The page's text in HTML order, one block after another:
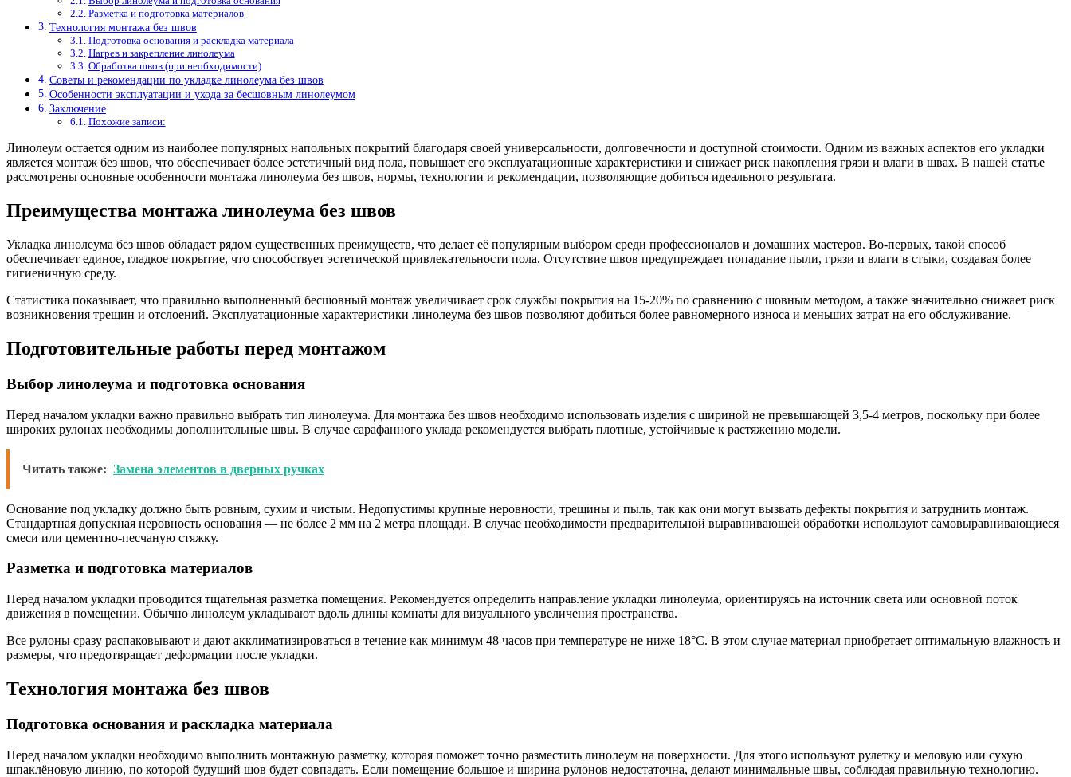
Разметка и подготовка материалов
Технология монтажа без швов
Подготовка основания и раскладка материала
Нагрев и закрепление линолеума
Обработка швов (при необходимости)
Советы и рекомендации по укладке линолеума без швов
Особенности эксплуатации и ухода за бесшовным линолеумом
Заключение
Похожие записи:
Линолеум остается одним из наиболее популярных напольных покрытий благодаря своей универсальности, долговечности и доступной стоимости. Одним из важных аспектов его укладки
является монтаж без швов, что обеспечивает более эстетичный вид пола, повышает его эксплуатационные характеристики и снижает риск накопления грязи и влаги в швах. В нашей статье
рассмотрены основные особенности монтажа линолеума без швов, нормы, технологии и рекомендации, позволяющие добиться идеального результата.
Преимущества монтажа линолеума без швов
Укладка линолеума без швов обладает рядом существенных преимуществ, что делает её популярным выбором среди профессионалов и домашних мастеров. Во-первых, такой способ
обеспечивает единое, гладкое покрытие, что способствует эстетической привлекательности пола. Отсутствие швов предупреждает попадание пыли, грязи и влаги в стыки, создавая более
гигиеничную среду.
Статистика показывает, что правильно выполненный бесшовный монтаж увеличивает срок службы покрытия на 15-20% по сравнению с шовным методом, а также значительно снижает риск
возникновения трещин и отслоений. Эксплуатационные характеристики линолеума без швов позволяют добиться более равномерного износа и меньших затрат на его обслуживание.
Подготовительные работы перед монтажом
Выбор линолеума и подготовка основания
Перед началом укладки важно правильно выбрать тип линолеума. Для монтажа без швов необходимо использовать изделия с шириной не превышающей 3,5-4 метров, поскольку при более
широких рулонах необходимы дополнительные швы. В случае сарафанного уклада рекомендуется выбрать плотные, устойчивые к растяжению модели.
Читать также: Замена элементов в дверных ручках
Основание под укладку должно быть ровным, сухим и чистым. Недопустимы крупные неровности, трещины и пыль, так как они могут вызвать дефекты покрытия и затруднить монтаж.
Стандартная допускная неровность основания — не более 2 мм на 2 метра площади. В случае необходимости предварительной выравнивающей обработки используют самовыравнивающиеся
смеси или цементно-песчаную стяжку.
Разметка и подготовка материалов
Перед началом укладки проводится тщательная разметка помещения. Рекомендуется определить направление укладки линолеума, ориентируясь на источник света или основной поток
движения в помещении. Обычно линолеум укладывают вдоль длины комнаты для визуального увеличения пространства.
Все рулоны сразу распаковывают и дают акклиматизироваться в течение как минимум 48 часов при температуре не ниже 18°C. В этом случае материал приобретает оптимальную влажность и
размеры, что предотвращает деформации после укладки.
Технология монтажа без швов
Подготовка основания и раскладка материала
Перед началом укладки необходимо выполнить монтажную разметку, которая поможет точно разместить линолеум на поверхности. Для этого используют рулетку и меловую или сухую
шпаклёновую линию, по которой будущий шов будет совпадать. Если помещение большое и ширина рулонов недостаточна, делают минимальные швы, соблюдая правильную технологию.